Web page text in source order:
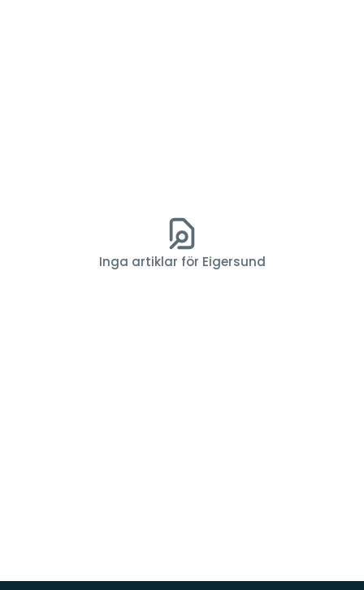
Inga artiklar för Eigersund